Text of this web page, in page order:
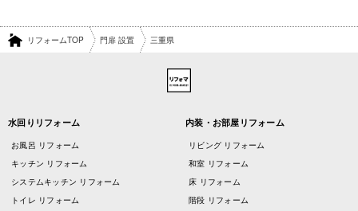
リフォームTOP 門扉 設置 三重県
水回りリフォーム
お風呂 リフォーム
キッチン リフォーム
システムキッチン リフォーム
トイレ リフォーム
内装・お部屋リフォーム
リビング リフォーム
和室 リフォーム
床 リフォーム
階段 リフォーム